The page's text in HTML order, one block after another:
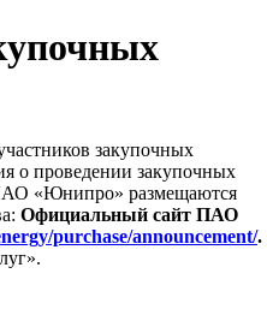
закупочных
о проведении закупочных
«Юнипро» размещаются
Официальный сайт ПАО
purchase/announcement/.